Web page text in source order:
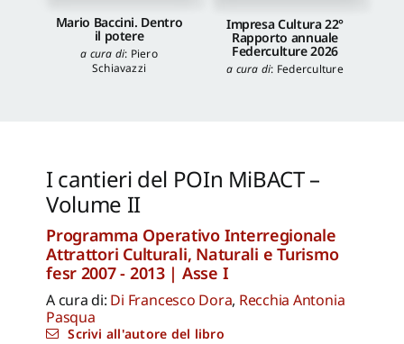
Mario Baccini. Dentro
il potere
a cura di: Piero
Schiavazzi
Impresa Cultura 22°
Rapporto annuale
Federculture 2026
a cura di: Federculture
I cantieri del POIn MiBACT –
Volume II
Programma Operativo Interregionale
Attrattori Culturali, Naturali e Turismo
fesr 2007 - 2013 | Asse I
A cura di: Di Francesco Dora, Recchia Antonia
Pasqua
Scrivi all'autore del libro